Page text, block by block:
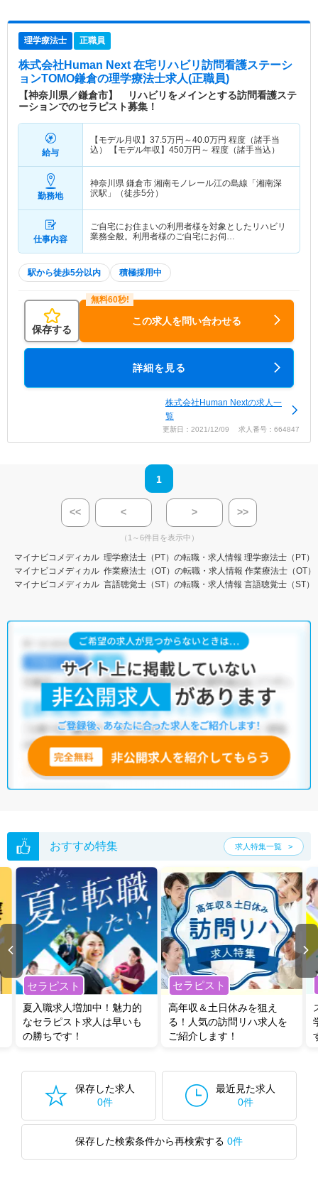
理学療法士 正職員
株式会社Human Next 在宅リハビリ訪問看護ステーシ
ョンTOMO鎌倉の理学療法士求人(正職員)
【神奈川県／鎌倉市】 リハビリをメインとする訪問看護ステ
ーションでのセラピスト募集！
給与
【モデル月収】 37.5万円～40.0万円 程度（諸手当
込） 【モデル年収】 450万円～ 程度（諸手当込）
勤務地
神奈川県 鎌倉市 湘南モノレール江の島線「湘南深
沢駅」（徒歩5分）
仕事内容
ご自宅にお住まいの利用者様を対象としたリハビリ
業務全般。利用者様のご自宅にお伺…
駅から徒歩5分以内 積極採用中
保存する
この求人を問い合わせる
詳細を見る
株式会社Human Nextの求人一
覧
更新日：2021/12/09 求人番号：664847
1
<< < > >>
（1～6件目を表示中）
マイナビコメディカル 理学療法士（PT）の転職・求人情報 理学療法士（PT）
マイナビコメディカル 作業療法士（OT）の転職・求人情報 作業療法士（OT
マイナビコメディカル 言語聴覚士（ST）の転職・求人情報 言語聴覚士（ST）
おすすめ特集 求人特集一覧
セラピスト
夏入職求人増加中！魅力的
なセラピスト求人は早いも
の勝ちです！
セラピスト
高年収＆土日休みを狙え
る！人気の訪問リハ求人を
ご紹介します！
保存した求人
0件
最近見た求人
0件
保存した検索条件から再検索する 0件